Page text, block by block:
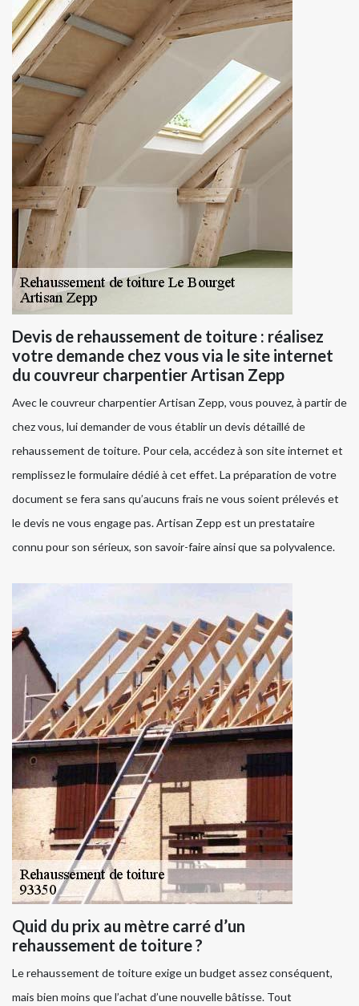
Devis de rehaussement de toiture : réalisez
votre demande chez vous via le site internet
du couvreur charpentier Artisan Zepp
Avec le couvreur charpentier Artisan Zepp, vous pouvez, à partir de
chez vous, lui demander de vous établir un devis détaillé de
rehaussement de toiture. Pour cela, accédez à son site internet et
remplissez le formulaire dédié à cet effet. La préparation de votre
document se fera sans qu’aucuns frais ne vous soient prélevés et
le devis ne vous engage pas. Artisan Zepp est un prestataire
connu pour son sérieux, son savoir-faire ainsi que sa polyvalence.
Quid du prix au mètre carré d’un
rehaussement de toiture ?
Le rehaussement de toiture exige un budget assez conséquent,
mais bien moins que l’achat d’une nouvelle bâtisse. Tout